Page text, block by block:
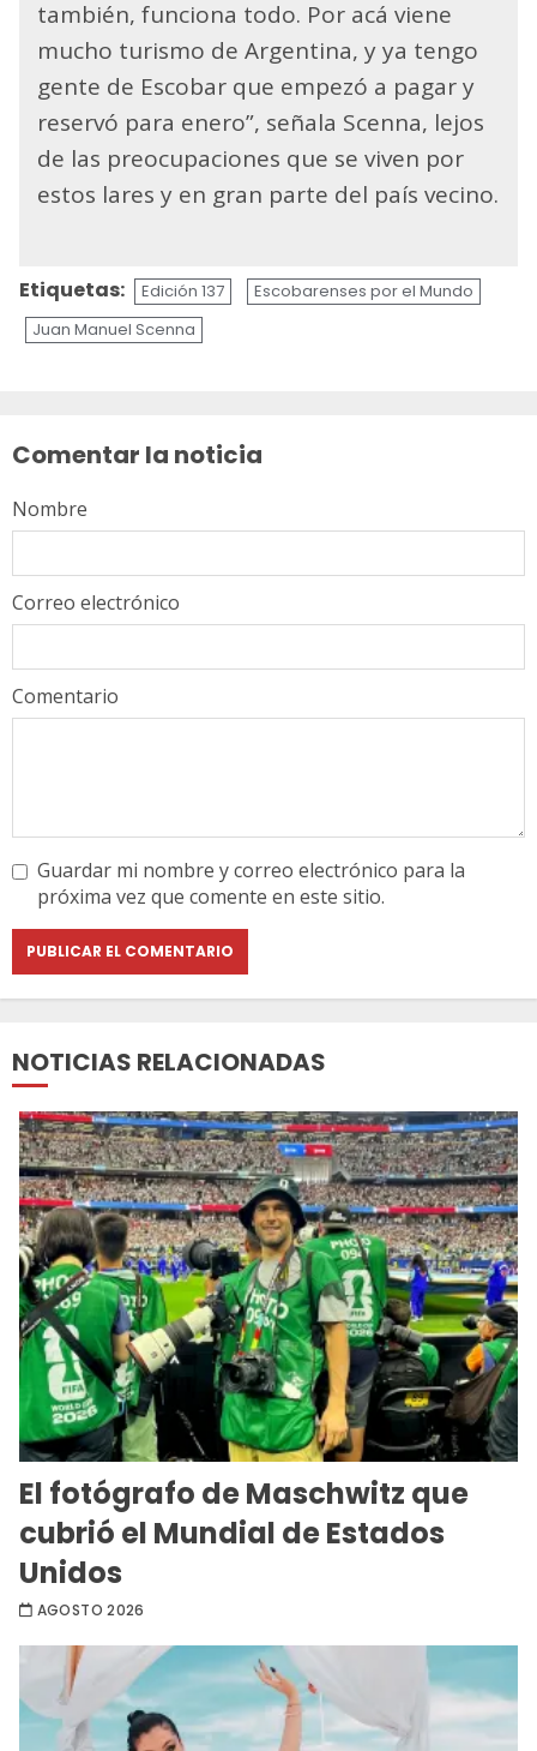
también, funciona todo. Por acá viene
mucho turismo de Argentina, y ya tengo
gente de Escobar que empezó a pagar y
reservó para enero”, señala Scenna, lejos
de las preocupaciones que se viven por
estos lares y en gran parte del país vecino.
Etiquetas: Edición 137
Escobarenses por el Mundo
Juan Manuel Scenna
Comentar la noticia
Comentario
Nombre
Correo electrónico
Guardar mi nombre y correo electrónico para la
próxima vez que comente en este sitio.
NOTICIAS RELACIONADAS
El fotógrafo de Maschwitz que
cubrió el Mundial de Estados
Unidos
AGOSTO 2026